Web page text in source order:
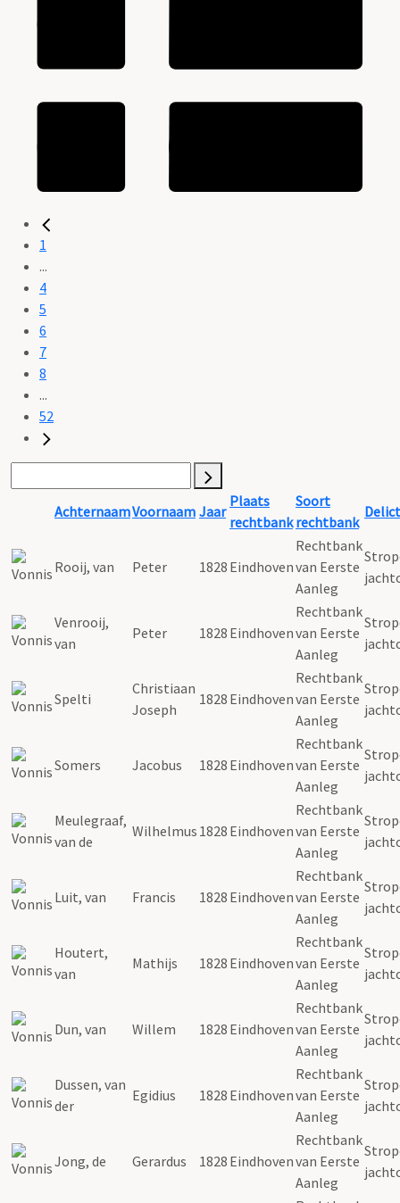
1
...
4
5
6
7
8
...
52
AchternaamVoornaam Jaar
Plaats
rechtbank
Soort
rechtbank
Delict
Rooij, van Peter 1828 Eindhoven
Rechtbank
van Eerste
Aanleg
Venrooij,
van
Peter 1828 Eindhoven
Rechtbank
van Eerste
Aanleg
Spelti
Christiaan
Joseph
1828 Eindhoven
Rechtbank
van Eerste
Aanleg
Somers Jacobus 1828 Eindhoven
Rechtbank
van Eerste
Aanleg
Meulegraaf,
van de
Wilhelmus 1828 Eindhoven
Rechtbank
van Eerste
Aanleg
Luit, van Francis 1828 Eindhoven
Rechtbank
van Eerste
Aanleg
Houtert,
van
Mathijs 1828 Eindhoven
Rechtbank
van Eerste
Aanleg
Dun, van Willem 1828 Eindhoven
Rechtbank
van Eerste
Aanleg
Dussen, van
der
Egidius 1828 Eindhoven
Rechtbank
van Eerste
Aanleg
Jong, de Gerardus 1828 Eindhoven
Rechtbank
van Eerste
Aanleg